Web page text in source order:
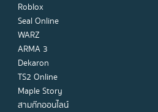
Roblox
Seal Online
WARZ
ARMA 3
Dekaron
TS2 Online
Maple Story
สามก๊กออนไลน์